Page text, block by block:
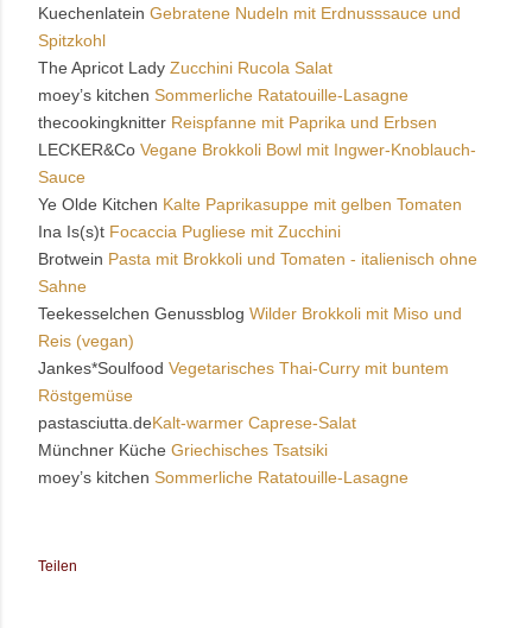
Kuechenlatein Gebratene Nudeln mit Erdnusssauce und
Spitzkohl
The Apricot Lady Zucchini Rucola Salat
moey’s kitchen Sommerliche Ratatouille-Lasagne
thecookingknitter Reispfanne mit Paprika und Erbsen
LECKER&Co Vegane Brokkoli Bowl mit Ingwer-Knoblauch-
Sauce
Ye Olde Kitchen Kalte Paprikasuppe mit gelben Tomaten
Ina Is(s)t Focaccia Pugliese mit Zucchini
Brotwein Pasta mit Brokkoli und Tomaten - italienisch ohne
Sahne
Teekesselchen Genussblog Wilder Brokkoli mit Miso und
Reis (vegan)
Jankes*Soulfood Vegetarisches Thai-Curry mit buntem
Röstgemüse
pastasciutta.deKalt-warmer Caprese-Salat
Münchner Küche Griechisches Tsatsiki
moey’s kitchen Sommerliche Ratatouille-Lasagne
Teilen